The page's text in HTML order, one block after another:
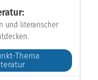
und literarischer
Thema